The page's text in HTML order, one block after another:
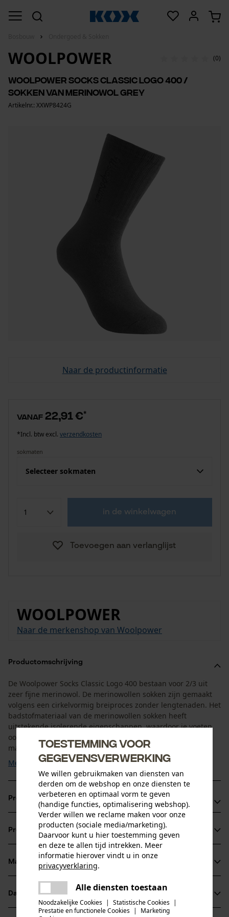
WOOLPOWER (0)
Woolpower Socks Classic Logo 400 /
sokken van merinowol grey
Artikelnr.: XXWP8424G
Naar de productinformatie
vanaf 22,91 €*
*Incl. btw excl. verzendkosten
sokmaten
Selecteer sokmaten
in de winkelwagen
Toevoegen aan verlanglijst
WOOLPOWER
Naar de merkenshop van Woolpower
Productomschrijving
De Woolpower Socks Classic Logo 400 bestaan voor 2/3 uit
zeer fijne merinowol. De merinowollen sokken zijn gemaakt
volgens een cirkelvormig breiproces zonder lengtenaden. Het
badstofmateriaal van de merinowollen sokken heeft
uitstekende isolerende eigenschappen, waardoor je voeten
ook warm blijven als ze vochtig zijn. Dankzij de gebruikte
materialen wordt vocht geabsorbeerd en van je voet ...
Meer tonen
Productvoordelen
De Woolpower sokken van merinowol werken
temperatuurregulerend
Dankzij het hoge gehalte aan merinowol voelen de
Productinformatie
Productdetails
Activiteitstype
wandelen
Materiaal & onderhoud
Materiaal
Datasheets
Productveiligheidsblad (PDF)
Toestemming voor
gegevensverwerking
We willen gebruikmaken van diensten van
derden om de webshop en onze diensten te
verbeteren en optimaal vorm te geven
(handige functies, optimalisering webshop).
Verder willen we reclame maken voor onze
producten (sociale media/marketing).
Daarvoor kunt u hier toestemming geven
en deze te allen tijd intrekken. Meer
informatie hierover vindt u in onze
privacyverklaring.
Alle diensten toestaan
Noodzakelijke Cookies | Statistische Cookies |
Prestatie en functionele Cookies |
Marketing
Er is een fout opgetreden. Gelieve
het opnieuw te proberen.
delen